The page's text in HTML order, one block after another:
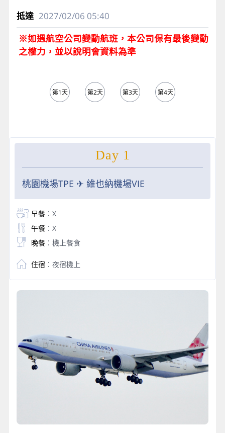
2027/02/06 05:40
※如遇航空公司變動航班，本公司保有最後變動
之權力，並以說明會資料為準
第1天 第2天 第3天 第4天
Day 1
桃園機場TPE ✈ 維也納機場VIE
早餐：X
午餐：X
晚餐：機上餐食
住宿 ：夜宿機上